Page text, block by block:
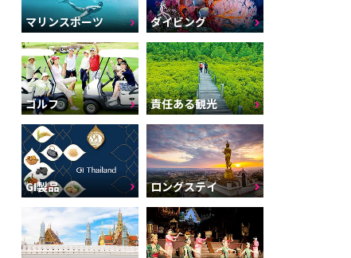
マリンスポーツ ダイビング
ゴルフ 責任ある観光
GI製品 ロングステイ